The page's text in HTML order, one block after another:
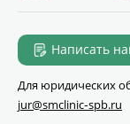
Написать
Для юридических
jur@smclinic‑spb.ru